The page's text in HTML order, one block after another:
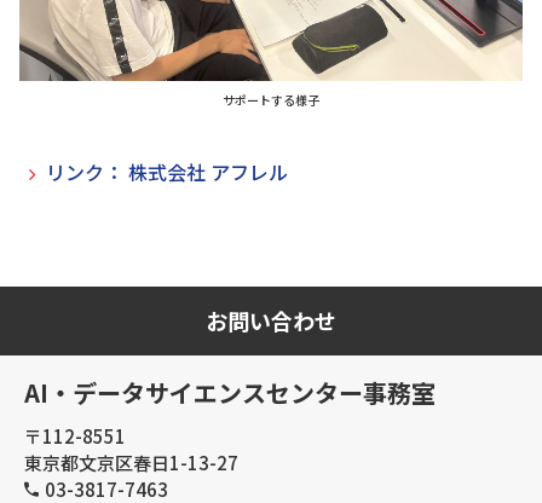
サポートする様子
リンク： 株式会社 アフレル
お問い合わせ
AI・データサイエンスセンター事務室
〒112-8551
東京都文京区春日1-13-27
03-3817-7463